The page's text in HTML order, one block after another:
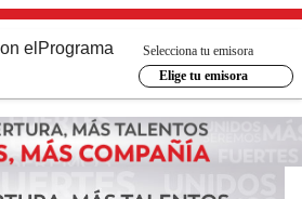
el Programa
Selecciona tu emisora
Elige tu emisora